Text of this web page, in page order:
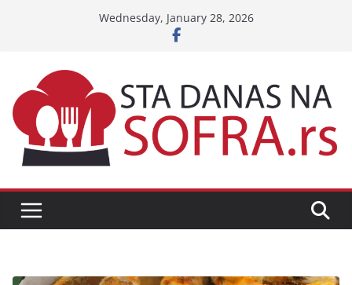
Wednesday, January 28, 2026